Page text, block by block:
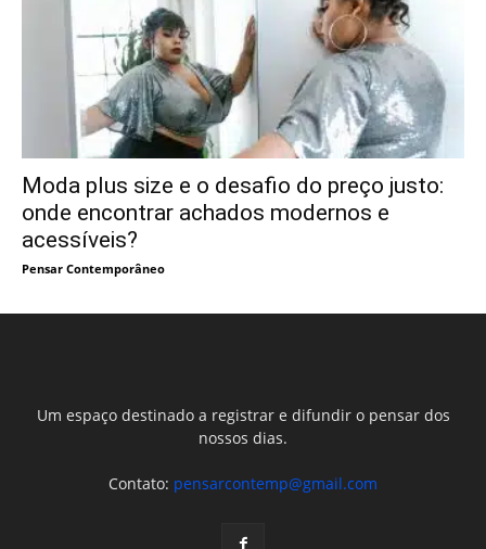
Moda plus size e o desafio do preço justo:
onde encontrar achados modernos e
acessíveis?
Pensar Contemporâneo
Um espaço destinado a registrar e difundir o pensar dos
nossos dias.
Contato: pensarcontemp@gmail.com